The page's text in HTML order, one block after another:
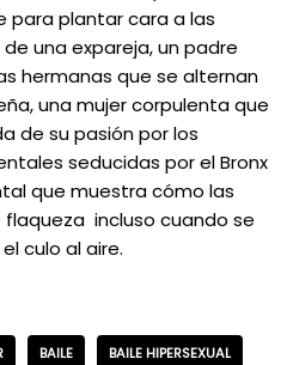
para plantar cara a las
una expareja, un padre
hermanas que se alternan
una mujer corpulenta que
de su pasión por los
seducidas por el Bronx
que muestra cómo las
incluso cuando se
culo al aire.
BAILE BAILE HIPERSEXUAL